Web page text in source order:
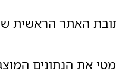
האתר הראשית
את הנתונים